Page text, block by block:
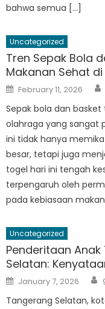
bahwa semua […]
Uncategorized
Tren Sepak Bola
Makanan Sehat
Posted
on
February 11, 2026
Sepak bola dan
olahraga yang sangat
ini tidak hanya
besar, tetapi juga
togel hari ini tengah
terpengaruh oleh
pada kebiasaan
Uncategorized
Penderitaan
Selatan:
Posted
on
January 7, 2026
Tangerang Selatan,